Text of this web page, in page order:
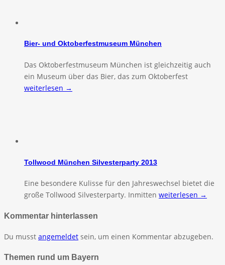
Bier- und Oktoberfestmuseum München
Das Oktoberfestmuseum München ist gleichzeitig auch
ein Museum über das Bier, das zum Oktoberfest
weiterlesen →
Tollwood München Silvesterparty 2013
Eine besondere Kulisse für den Jahreswechsel bietet die
große Tollwood Silvesterparty. Inmitten weiterlesen →
Kommentar hinterlassen
Du musst angemeldet sein, um einen Kommentar abzugeben.
Themen rund um Bayern